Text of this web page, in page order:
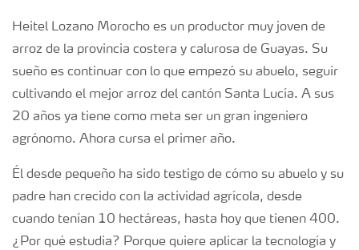
Heitel Lozano Morocho es un productor muy joven de
arroz de la provincia costera y calurosa de Guayas. Su
sueño es continuar con lo que empezó su abuelo, seguir
cultivando el mejor arroz del cantón Santa Lucía. A sus
20 años ya tiene como meta ser un gran ingeniero
agrónomo. Ahora cursa el primer año.
Él desde pequeño ha sido testigo de cómo su abuelo y su
padre han crecido con la actividad agrícola, desde
cuando tenían 10 hectáreas, hasta hoy que tienen 400.
¿Por qué estudia? Porque quiere aplicar la tecnología y